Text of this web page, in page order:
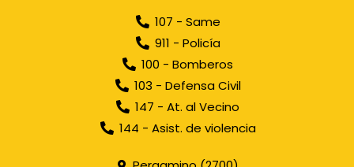
107 - Same
911 - Policía
100 - Bomberos
103 - Defensa Civil
147 - At. al Vecino
144 - Asist. de violencia